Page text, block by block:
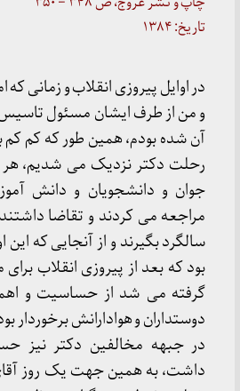
تاریخ: ۱۳۸۴
در اوایل پیروزی انقلاب و زمانی که
و من از طرف ایشان مسئول تاسیس
آن شده بودم، همین طور که کم کم
رحلت دکتر نزدیک می شدیم، هر
جوان و دانشجویان و دانش
مراجعه می کردند و تقاضا
سالگرد بگیرند و از آنجایی که
بود که بعد از پیروزی انقلاب
گرفته می شد از حساسیت و
دوستداران و هوادارانش برخوردار
در جبهه مخالفین دکتر نیز
داشت، به همین جهت یک روز